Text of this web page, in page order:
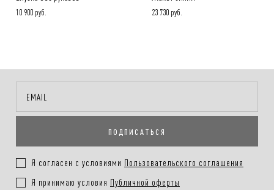
10 900 руб. 23 730 руб.
ПОДПИСАТЬСЯ
Я согласен с условиями Пользовательского соглашения
Я принимаю условия Публичной оферты